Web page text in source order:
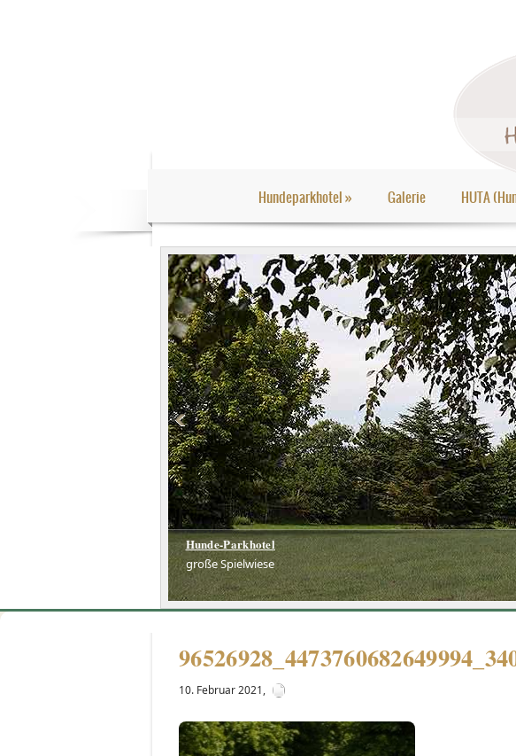
Hundeparkhotel» Galerie HUTA
Hunde-Parkhotel
große Spielwiese
1 2 3
10. Februar 2021,